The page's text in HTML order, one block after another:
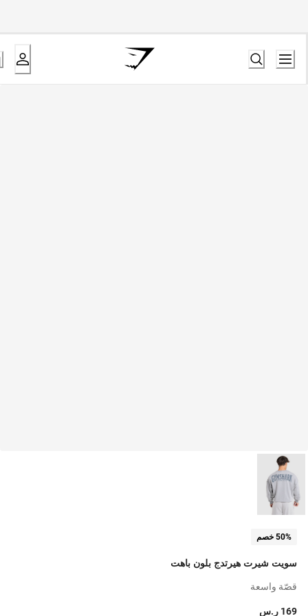
50% خصم
سويت شيرت هيرتدج بلون باهت
قصّة واسعة
169 ر.س